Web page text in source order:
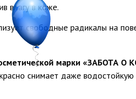
влагу в коже.
свободные радикалы на
марки «ЗАБОТА О
снимает даже